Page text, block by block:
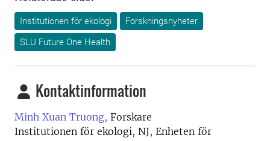
Institutionen för ekologi
Forskningsnyheter
SLU Future One Health
Kontaktinformation
Minh Xuan Truong, Forskare
Institutionen för ekologi, NJ, Enheten för